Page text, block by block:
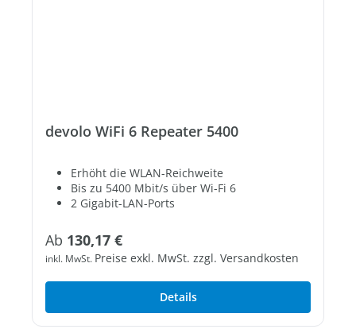
devolo WiFi 6 Repeater 5400
Erhöht die WLAN-Reichweite
Bis zu 5400 Mbit/s über Wi-Fi 6
2 Gigabit-LAN-Ports
Regulärer Preis:
Ab 130,17 €
inkl. MwSt. Preise exkl. MwSt. zzgl. Versandkosten
Details